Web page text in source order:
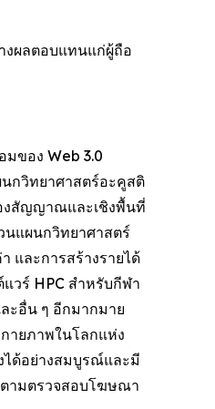
งผลตอบแทนแก่ผู้ถือ
ของ Web 3.0
กวิทยาศาสตร์อะคูสติ
งสัญญาณและเชิงพื้นที่
แผนกวิทยาศาสตร์
และการสร้างรายได้
วร์ HPC สำหรับกีฬา
ะอื่น ๆ อีกมากมาย
ายภาพในโลกแห่ง
ได้อย่างสมบูรณ์และมี
ามตรวจสอบโฆษณา